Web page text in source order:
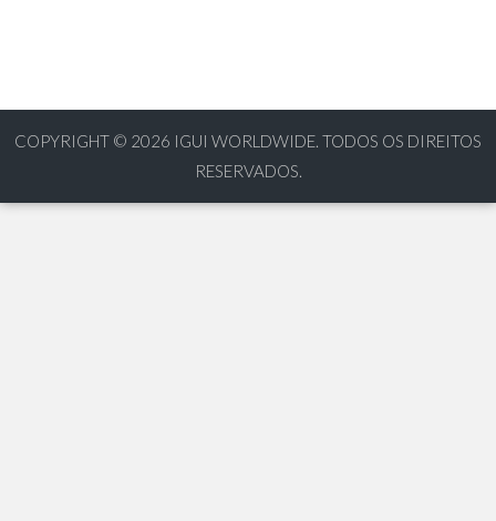
COPYRIGHT © 2026 IGUI WORLDWIDE. TODOS OS DIREITOS
RESERVADOS.